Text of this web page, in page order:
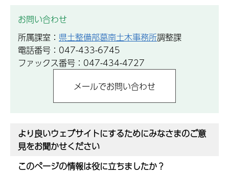
お問い合わせ
所属課室： 県土整備部葛南土木事務所調整課
電話番号：047-433-6745
ファックス番号：047-434-4727
より良いウェブサイトにするためにみなさまのご意
見をお聞かせください
このページの情報は役に立ちましたか？